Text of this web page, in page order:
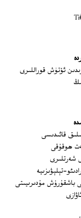
ئۆتۈش قوراللىرى
قائىدىسى
ھوقۇقى
شەرتلىرى
تېلېۋىزىيە
باشقۇرۇش مۇدىرىيىتى